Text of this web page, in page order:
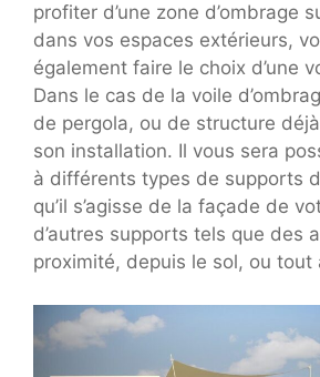
profiter d’une zone d’ombrage
dans vos espaces extérieurs,
également faire le choix d’une
Dans le cas de la voile
de pergola, ou de structure
son installation. Il vous sera
à différents types de supports
qu’il s’agisse de la façade de
d’autres supports tels que des
proximité, depuis le sol, ou tout